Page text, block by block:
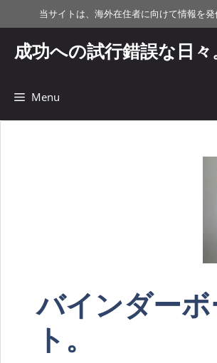
ン
当サイトは、海外在住者に向けて情報を発
成功への試行錯誤な日々
Menu
バインダー
ト。